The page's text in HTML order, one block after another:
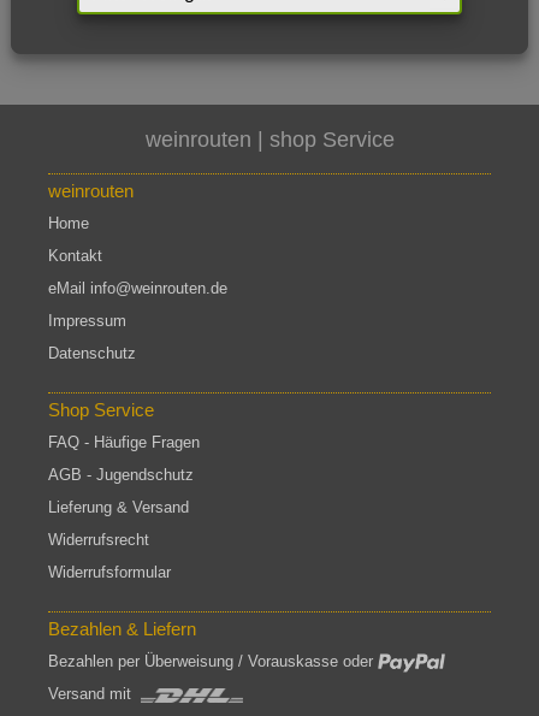
weinrouten | shop Service
weinrouten
Home
Kontakt
eMail info@weinrouten.de
Impressum
Datenschutz
Shop Service
FAQ - Häufige Fragen
AGB - Jugendschutz
Lieferung & Versand
Widerrufsrecht
Widerrufsformular
Bezahlen & Liefern
Bezahlen per Überweisung / Vorauskasse oder
Versand mit